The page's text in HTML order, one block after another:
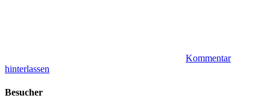
Kommentar
hinterlassen
Besucher